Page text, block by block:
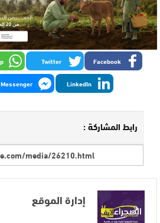
Facebook
Twitter
LinkedIn
Messenger
رابط المشاركة :
إدارة الموقع